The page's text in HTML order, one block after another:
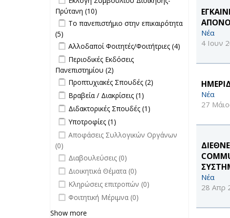
Νέα
4 Ιουν
Νέα
27
Νέα
28 Απρ
Σπουδές filter
Πρύτανη filter
Πρύτανη (10)
Διοίκησης-Πρύτανη filter
Apply Το πανεπιστήμιο στην
επικαιρότητα filter
Το πανεπιστήμιο στην επικαιρότητα
(5)
επικαιρότητα filter
Apply Αλλοδαποί Φοιτητές/
Φοιτήτριες filter
Αλλοδαποί Φοιτητές/Φοιτήτριες (4)
Φοιτητές/
Apply Περιοδικές Εκδόσεις
Πανεπιστημίου filter
Περιοδικές Εκδόσεις
Πανεπιστημίου (2)
Εκδόσεις
Πανεπιστημίου filter
Apply Προπτυχιακές Σπουδές filter
Προπτυχιακές Σπουδές (2)
Apply Βραβεία / Διακρίσεις filter
Βραβεία / Διακρίσεις (1)
Διακρίσεις
Apply Διδακτορικές Σπουδές filter
Διδακτορικές Σπουδές (1)
filter
Apply Υποτροφίες filter
Υποτροφίες (1)
undefined
Αποφάσεις Συλλογικών Οργάνων
(0)
undefined
Διαβουλεύσεις (0)
undefined
Διοικητικά Θέματα (0)
undefined
Κληρώσεις επιτροπών (0)
undefined
Φοιτητική Μέριμνα (0)
Show more